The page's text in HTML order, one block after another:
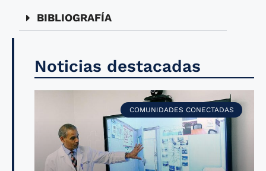
BIBLIOGRAFÍA
Noticias destacadas
COMUNIDADES CONECTADAS